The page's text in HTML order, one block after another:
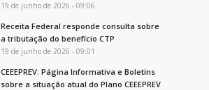
19 de junho de 2026 - 09:06
Receita Federal responde consulta sobre
a tributação do benefício CTP
19 de junho de 2026 - 09:01
CEEEPREV: Página Informativa e Boletins
sobre a situação atual do Plano CEEEPREV